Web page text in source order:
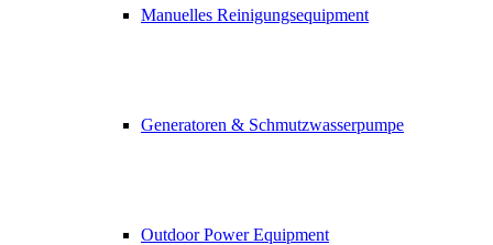
Manuelles Reinigungsequipment
Generatoren & Schmutzwasserpumpe
Outdoor Power Equipment